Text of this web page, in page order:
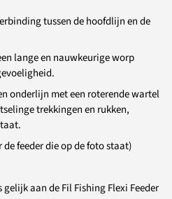
tussen de hoofdlijn en de
lange en nauwkeurige worp
onderlijn met een roterende wartel
trekkingen en rukken,
feeder die op de foto staat)
gelijk aan de Fil Fishing Flexi Feeder